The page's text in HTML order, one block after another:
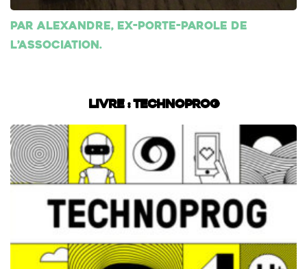
Par Alexandre, ex-porte-parole de
l’association.
Livre : Technoprog